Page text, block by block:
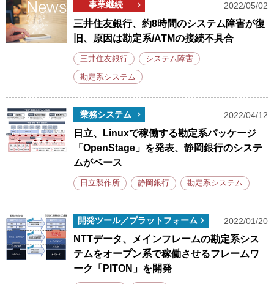
事業継続 2022/05/02
三井住友銀行、約8時間のシステム障害が復
旧、原因は勘定系/ATMの接続不具合
三井住友銀行 システム障害
勘定系システム
業務システム 2022/04/12
日立、Linuxで稼働する勘定系パッケージ
「OpenStage」を発表、静岡銀行のシステ
ムがベース
日立製作所 静岡銀行 勘定系システム
開発ツール／プラットフォーム 2022/01/20
NTTデータ、メインフレームの勘定系シス
テムをオープン系で稼働させるフレームワ
ーク「PITON」を開発